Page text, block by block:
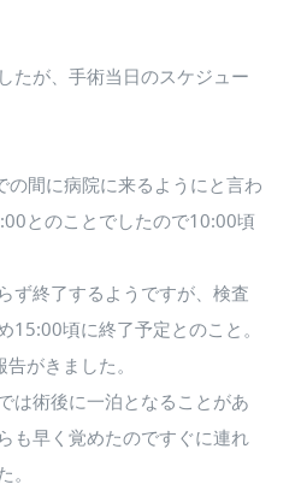
たが、手術当日のスケジュー
間に病院に来るようにと言わ
とのことでしたので10:00頃
ず終了するようですが、検査
15:00頃に終了予定とのこと。
がきました。
は術後に一泊となることがあ
も早く覚めたのですぐに連れ